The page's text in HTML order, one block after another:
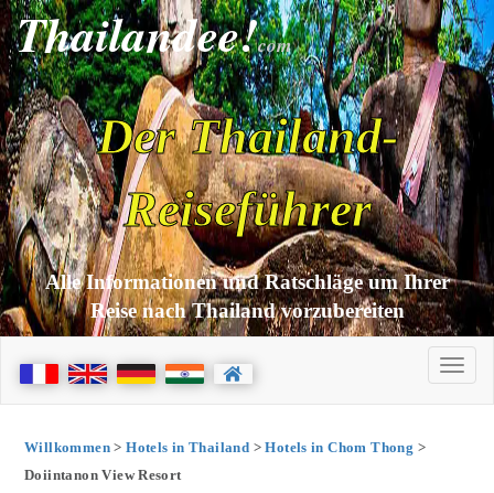
Thailandee!com
Der Thailand-
Reiseführer
Alle Informationen und Ratschläge um Ihrer
Reise nach Thailand vorzubereiten
Willkommen>Hotels in Thailand >Hotels in Chom Thong >
Doiintanon View Resort